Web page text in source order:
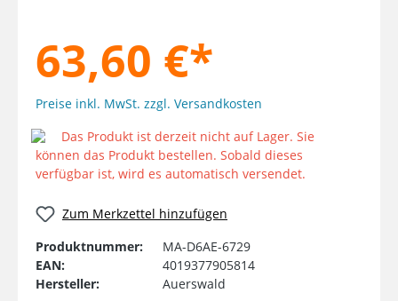
63,60 €*
Preise inkl. MwSt. zzgl. Versandkosten
Das Produkt ist derzeit nicht auf Lager. Sie
können das Produkt bestellen. Sobald dieses
verfügbar ist, wird es automatisch versendet.
Zum Merkzettel hinzufügen
Produktnummer:
MA-D6AE-6729
EAN:
4019377905814
Hersteller:
Auerswald